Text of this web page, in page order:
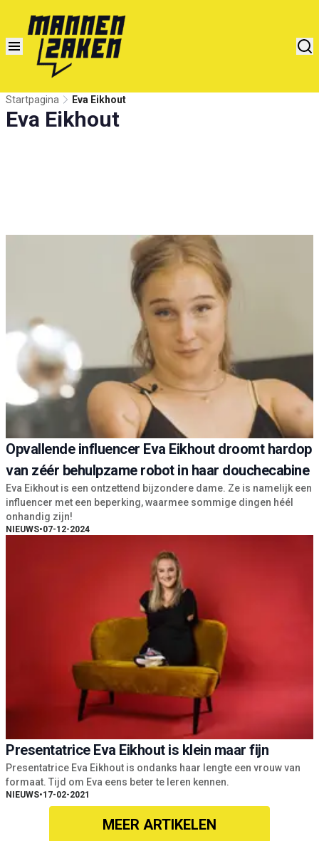
Startpagina Eva Eikhout
Eva Eikhout
Opvallende influencer Eva Eikhout droomt hardop
van zéér behulpzame robot in haar douchecabine
Eva Eikhout is een ontzettend bijzondere dame. Ze is namelijk een
influencer met een beperking, waarmee sommige dingen héél
onhandig zijn!
NIEUWS•07-12-2024
Presentatrice Eva Eikhout is klein maar fijn
Presentatrice Eva Eikhout is ondanks haar lengte een vrouw van
formaat. Tijd om Eva eens beter te leren kennen.
NIEUWS•17-02-2021
MEER ARTIKELEN